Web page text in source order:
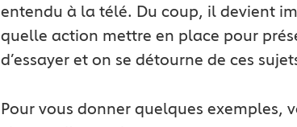
entendu à la télé. Du coup, il devient
quelle action mettre en place pour
d’essayer et on se détourne de ces
Pour vous donner quelques exemples,